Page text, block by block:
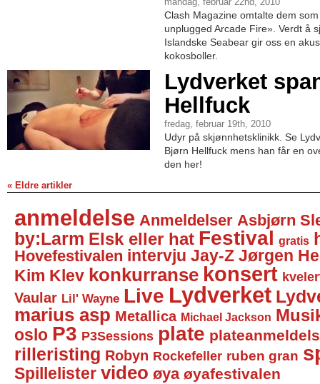
mandag, februar 22nd, 2010
Clash Magazine omtalte dem
unplugged Arcade Fire». Verdt å
Islandske Seabear gir oss en
kokosboller.
Lydverket
Hellfuck
fredag, februar 19th, 2010
Udyr på skjønnhetsklinikk. Se
Bjørn Hellfuck mens han får en
den her!
« Eldre artikler
anmeldelse Anmeldelser Asbjørn
by:Larm Elsk eller hat Festival gratis
Hovefestivalen intervju Jay-Z Jørgen
Kim Klev konkurranse konsert
Vaular Lil' Wayne Live Lydverket
marius asp Metallica Michael Jackson
oslo P3 P3Sessions plate
rilleristing Robyn Rockefeller ruben gran
Spillelister video øya øyafestivalen